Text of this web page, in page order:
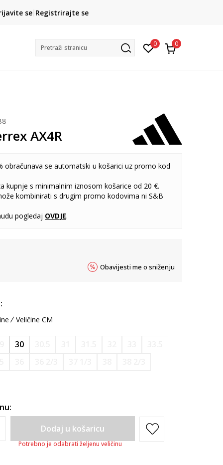
CLICK& COLLECT
besplatno preuzimanje u trgovini
se Registrirajte se
Pretraži stranicu 0 0
AX4R
obračunava se automatski u košarici uz promo kod
kupnje s minimalnim iznosom košarice od 20 €.
kombinirati s drugim promo kodovima ni S&B
pogledaj OVDJE.
Obavijesti me o sniženju
Veličine CM
30
Dodaj u košaricu
Potrebno je odabrati željenu veličinu